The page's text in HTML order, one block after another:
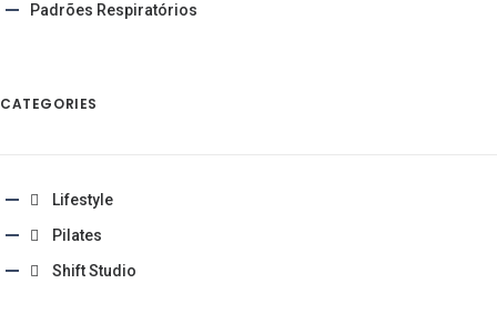
Padrões Respiratórios
CATEGORIES
Lifestyle
Pilates
Shift Studio